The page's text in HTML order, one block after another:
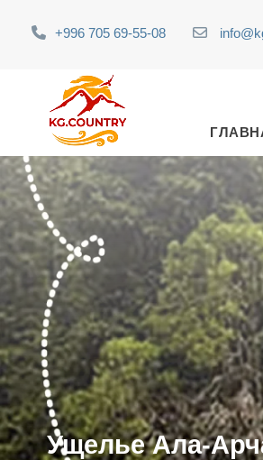
+996 705 69-55-08
Ущелье Ала-